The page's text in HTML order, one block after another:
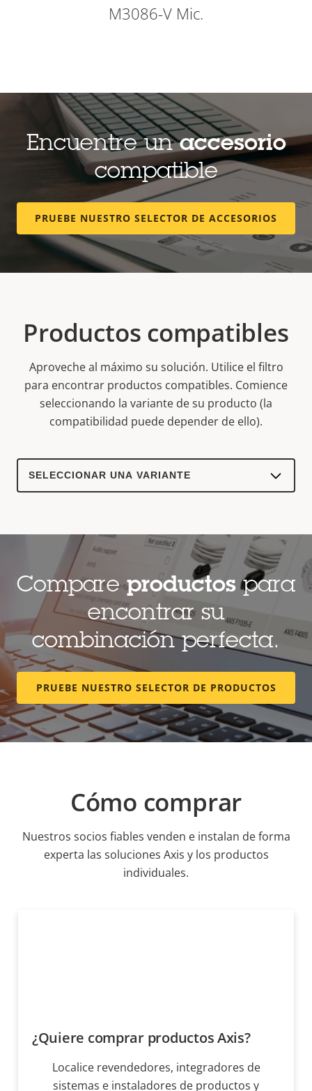
M3086-V Mic.
Encuentre unaccesorio
compatible
PRUEBE NUESTRO SELECTOR DE ACCESORIOS
Productos compatibles
Aproveche al máximo su solución. Utilice el filtro
para encontrar productos compatibles. Comience
seleccionando la variante de su producto (la
compatibilidad puede depender de ello).
Select
product
Compareproductospara
encontrar su
combinación perfecta.
PRUEBE NUESTRO SELECTOR DE PRODUCTOS
Cómo comprar
Nuestros socios fiables venden e instalan de forma
experta las soluciones Axis y los productos
individuales.
¿Quiere comprar productos Axis?
Localice revendedores, integradores de
sistemas e instaladores de productos y